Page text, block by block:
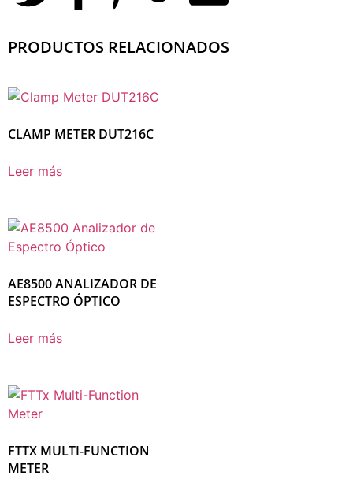
PRODUCTOS RELACIONADOS
CLAMP METER DUT216C
Leer más
AE8500 ANALIZADOR DE
ESPECTRO ÓPTICO
Leer más
FTTX MULTI-FUNCTION
METER